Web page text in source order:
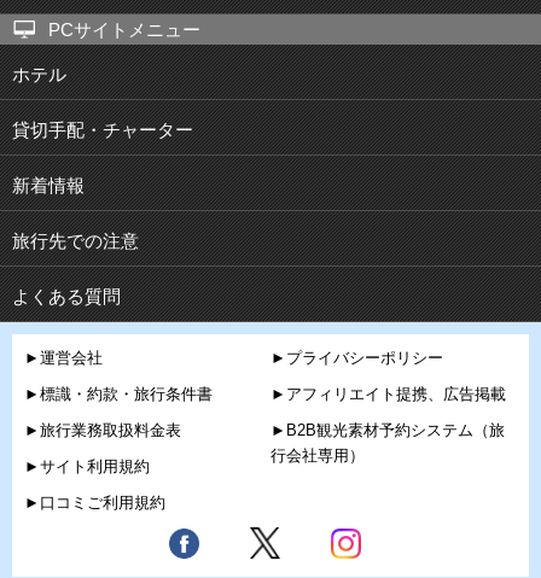
PCサイトメニュー
ホテル
貸切手配・チャーター
新着情報
旅行先での注意
よくある質問
►運営会社
►標識・約款・旅行条件書
►旅行業務取扱料金表
►サイト利用規約
►口コミご利用規約
►プライバシーポリシー
►アフィリエイト提携、広告掲載
►B2B観光素材予約システム（旅
行会社専用）